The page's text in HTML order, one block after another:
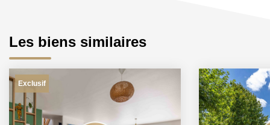
Les biens similaires
Exclusif